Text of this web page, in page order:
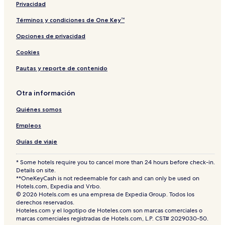
e
c
Privacidad
Términos y condiciones de One Key™
Opciones de privacidad
Cookies
Pautas y reporte de contenido
Otra información
Quiénes somos
Empleos
Guías de viaje
* Some hotels require you to cancel more than 24 hours before check-in.
Details on site.
**OneKeyCash is not redeemable for cash and can only be used on
Hotels.com, Expedia and Vrbo.
© 2026 Hotels.com es una empresa de Expedia Group. Todos los
derechos reservados.
Hoteles.com y el logotipo de Hoteles.com son marcas comerciales o
marcas comerciales registradas de Hotels.com, L.P. CST# 2029030-50.